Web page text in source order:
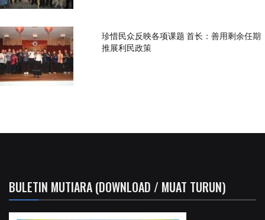
珍惜民众反映各项课题 首长：善用剩余任期
推展利民政策
BULETIN MUTIARA (DOWNLOAD / MUAT TURUN)